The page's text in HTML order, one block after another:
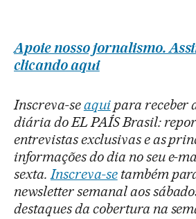
Apoie nosso jornalismo.
clicando aqui
Inscreva-seaquipara receber
diária do EL PAÍS Brasil:
entrevistas exclusivas e as
informações do dia no seu e-
sexta.Inscreva-setambém
newsletter semanal aos
destaques da cobertura na